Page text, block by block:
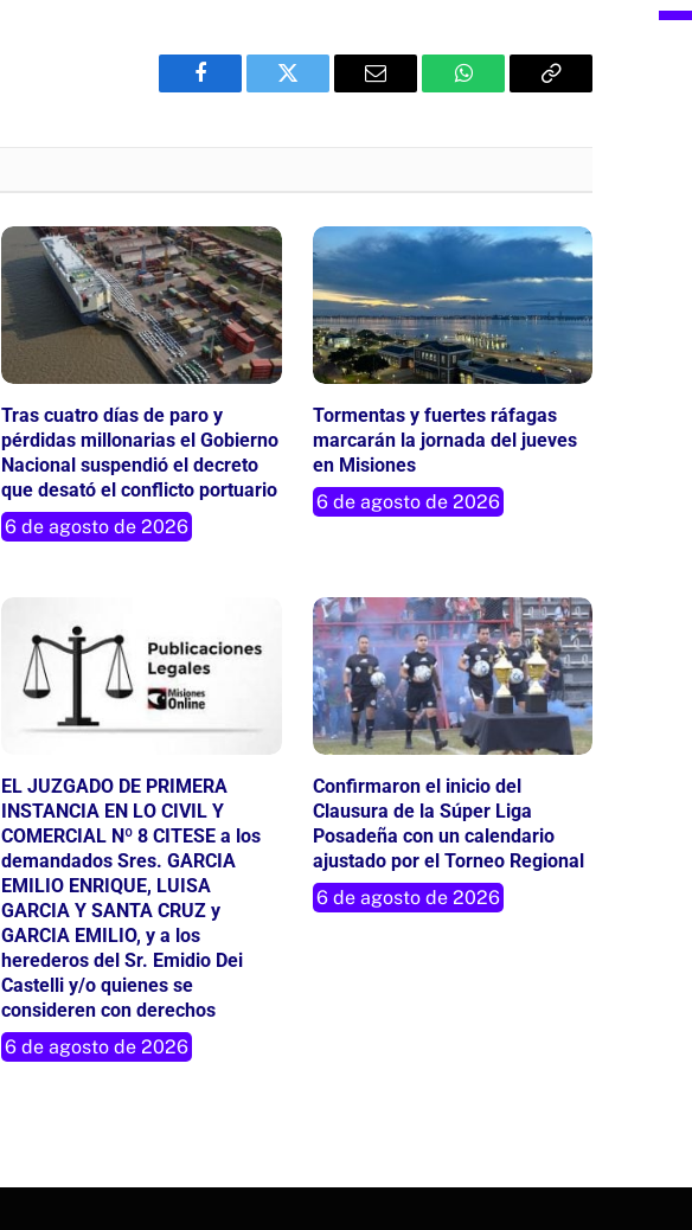
Facebook Twitter Email WhatsAppCopy
Tras cuatro días de paro y
pérdidas millonarias el Gobierno
Nacional suspendió el decreto
que desató el conflicto portuario
6 de agosto de 2026
Tormentas y fuertes ráfagas
marcarán la jornada del jueves
en Misiones
6 de agosto de 2026
EL JUZGADO DE PRIMERA
INSTANCIA EN LO CIVIL Y
COMERCIAL Nº 8 CITESE a los
demandados Sres. GARCIA
EMILIO ENRIQUE, LUISA
GARCIA Y SANTA CRUZ y
GARCIA EMILIO, y a los
herederos del Sr. Emidio Dei
Castelli y/o quienes se
consideren con derechos
6 de agosto de 2026
Confirmaron el inicio del
Clausura de la Súper Liga
Posadeña con un calendario
ajustado por el Torneo Regional
6 de agosto de 2026